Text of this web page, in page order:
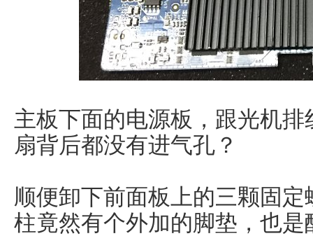
主板下面的电源板，跟光机
扇背后都没有进气孔？
顺便卸下前面板上的三颗固
柱竟然有个外加的脚垫，也是